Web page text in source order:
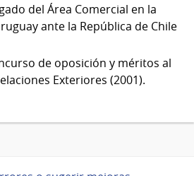
del Área Comercial en la
ante la República de Chile
de oposición y méritos al
Exteriores (2001).